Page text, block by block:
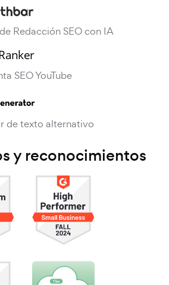
Redacción SEO con IA
SEO YouTube
de texto alternativo
y reconocimientos